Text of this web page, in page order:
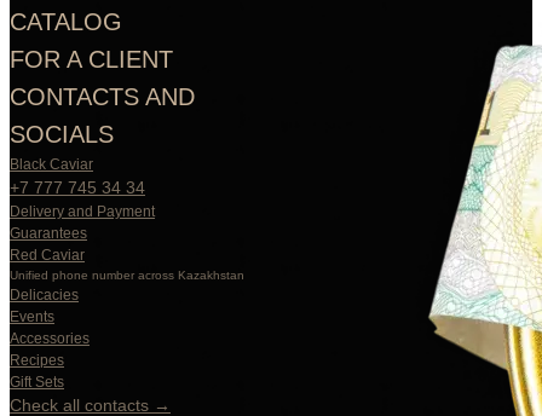
CATALOG
FOR A CLIENT
CONTACTS AND
SOCIALS
Black Caviar
+7 777 745 34 34
Delivery and Payment
Guarantees
Red Caviar
Unified phone number across Kazakhstan
Delicacies
Events
Accessories
Recipes
Gift Sets
Check all contacts →